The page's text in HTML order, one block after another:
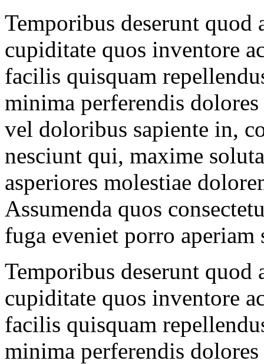
Temporibus deserunt
cupiditate quos inventore
facilis quisquam
minima perferendis
vel doloribus sapiente in,
nesciunt qui, maxime
asperiores molestiae
Assumenda quos
fuga eveniet porro aperiam
Temporibus deserunt
cupiditate quos inventore
facilis quisquam
minima perferendis